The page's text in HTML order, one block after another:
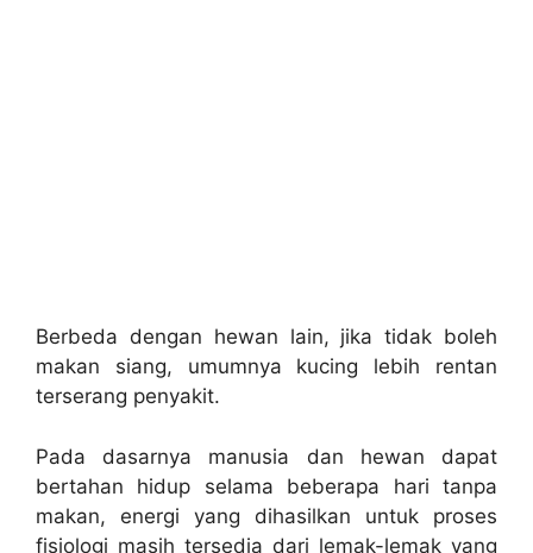
Berbeda dengan hewan lain, jika tidak boleh
makan siang, umumnya kucing lebih rentan
terserang penyakit.
Pada dasarnya manusia dan hewan dapat
bertahan hidup selama beberapa hari tanpa
makan, energi yang dihasilkan untuk proses
fisiologi masih tersedia dari lemak-lemak yang